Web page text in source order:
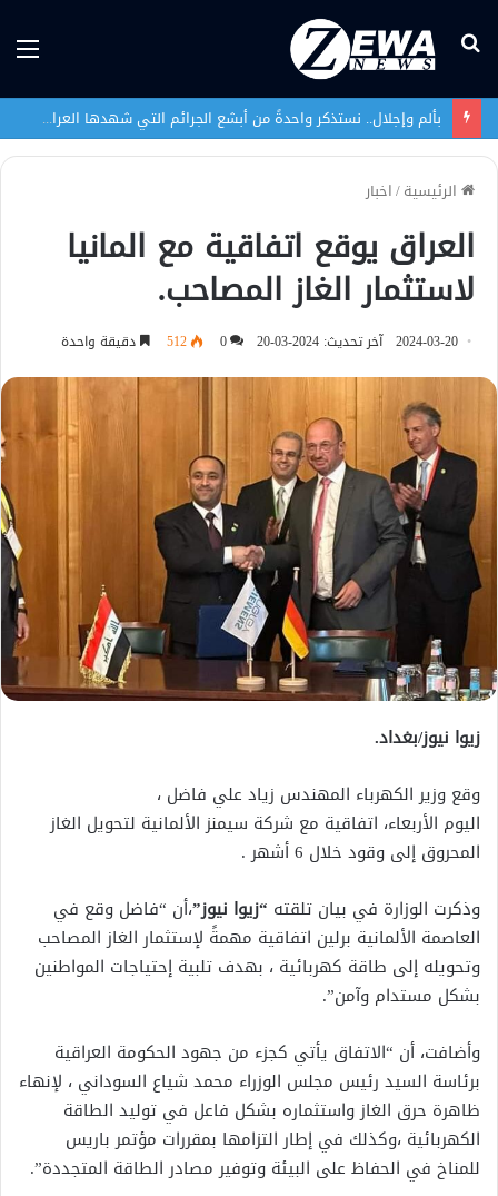
بحث
بألم وإجلال.. نستذكر واحدةً من أبشع الجرائم التي شهدها العراق في تاريخه الحديث
الرئيسية/اخبار
العراق يوقع اتفاقية مع المانيا
لاستثمار الغاز المصاحب.
2024-03-20 آخر تحديث: 2024-03-20 0
512 دقيقة واحدة
زيوا نيوز/بغداد.
وقع وزير الكهرباء المهندس زياد علي فاضل ،
اليوم الأربعاء، اتفاقية مع شركة سيمنز الألمانية لتحويل الغاز
‏المحروق إلى وقود خلال 6 أشهر‏ .
وذكرت الوزارة في بيان تلقته “زيوا نيوز”،أن “فاضل وقع في
العاصمة الألمانية برلين اتفاقية ‏مهمةً لإستثمار الغاز المصاحب
وتحويله إلى طاقة كهربائية ، بهدف ‏تلبية إحتياجات المواطنين
بشكل مستدام وآمن”.
وأضافت، أن “الاتفاق يأتي كجزء من جهود الحكومة العراقية
برئاسة السيد رئيس مجلس الوزراء محمد ‏شياع السوداني ، لإنهاء
ظاهرة حرق الغاز واستثماره بشكل فاعل في توليد الطاقة
‏الكهربائية ،وكذلك في إطار التزامها بمقررات مؤتمر باريس
للمناخ في الحفاظ على ‏البيئة وتوفير مصادر الطاقة المتجددة”.